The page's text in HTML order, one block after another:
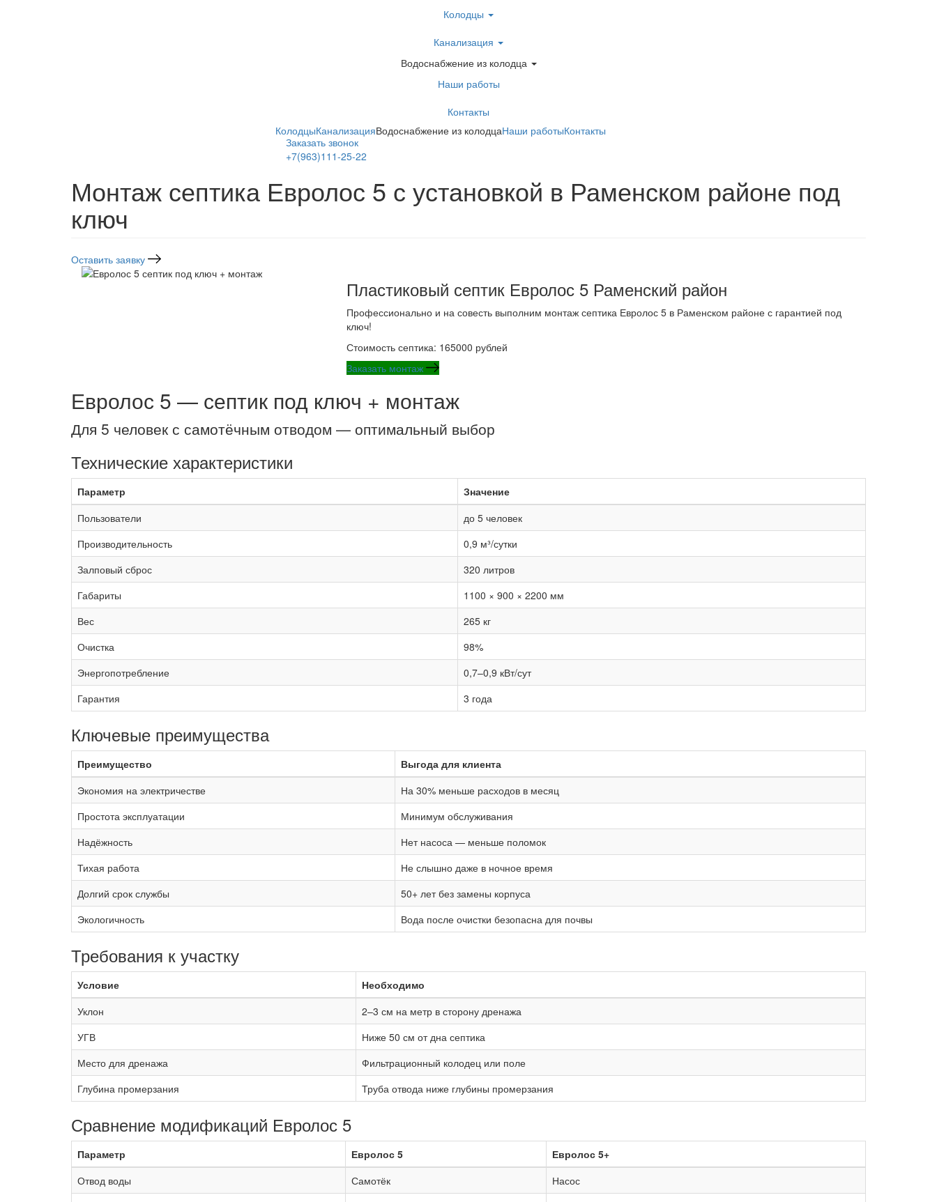
Колодцы
Канализация
Водоснабжение из колодца
Наши работы
Контакты
КолодцыКанализацияВодоснабжение из колодцаНаши работыКонтакты
Заказать звонок
+7(963)111-25-22
Монтаж септика Евролос 5 с установкой в Раменском районе под
ключ
Оставить заявку
Пластиковый септик Евролос 5 Раменский район
Профессионально и на совесть выполним монтаж септика Евролос 5 в Раменском районе с гарантией под
ключ!
Стоимость септика: 165000 рублей
Заказать монтаж
Евролос 5 — септик под ключ + монтаж
Для 5 человек с самотёчным отводом — оптимальный выбор
Технические характеристики
Параметр
Значение
Пользователи
до 5 человек
Производительность
0,9 м³/сутки
Залповый сброс
320 литров
Габариты
1100 × 900 × 2200 мм
Вес
265 кг
Очистка
98%
Энергопотребление
0,7–0,9 кВт/сут
Гарантия
3 года
Ключевые преимущества
Преимущество
Выгода для клиента
Экономия на электричестве
На 30% меньше расходов в месяц
Простота эксплуатации
Минимум обслуживания
Надёжность
Нет насоса — меньше поломок
Тихая работа
Не слышно даже в ночное время
Долгий срок службы
50+ лет без замены корпуса
Экологичность
Вода после очистки безопасна для почвы
Требования к участку
Условие
Необходимо
Уклон
2–3 см на метр в сторону дренажа
УГВ
Ниже 50 см от дна септика
Место для дренажа
Фильтрационный колодец или поле
Глубина промерзания
Труба отвода ниже глубины промерзания
Сравнение модификаций Евролос 5
Параметр Евролос 5
Евролос 5+
Отвод воды
Самотёк
Насос